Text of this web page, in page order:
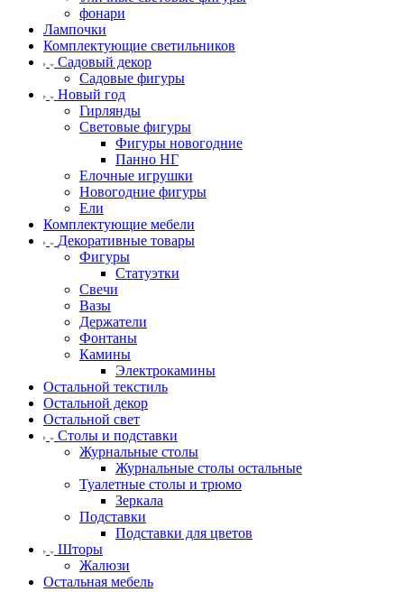
фонари
Лампочки
Комплектующие светильников
Садовый декор
Садовые фигуры
Новый год
Гирлянды
Световые фигуры
Фигуры новогодние
Панно НГ
Елочные игрушки
Новогодние фигуры
Ели
Комплектующие мебели
Декоративные товары
Фигуры
Статуэтки
Свечи
Вазы
Держатели
Фонтаны
Камины
Электрокамины
Остальной текстиль
Остальной декор
Остальной свет
Столы и подставки
Журнальные столы
Журнальные столы остальные
Туалетные столы и трюмо
Зеркала
Подставки
Подставки для цветов
Шторы
Жалюзи
Остальная мебель